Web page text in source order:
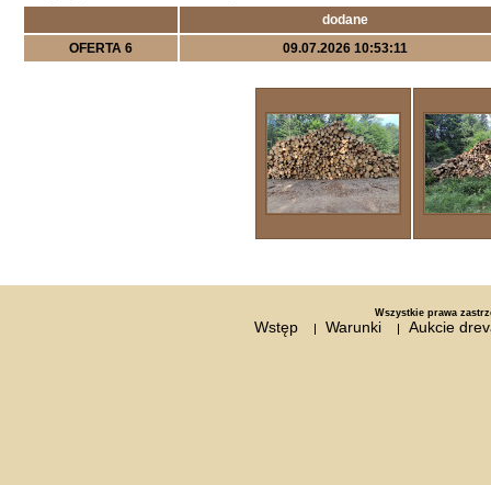
dodane
OFERTA 6
09.07.2026 10:53:11
Wszystkie prawa
Wstęp Warunki Aukcie